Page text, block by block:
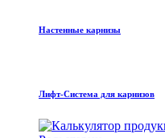
Настенные карнизы
Лифт-Система для карнизов